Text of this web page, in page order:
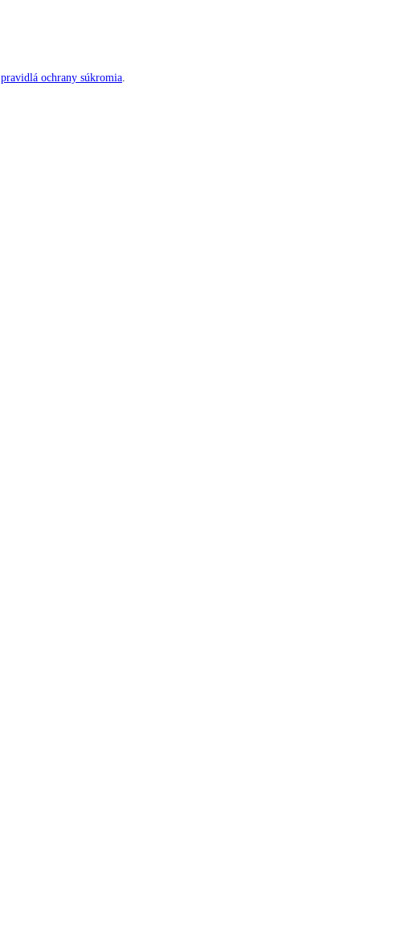
pravidlá ochrany súkromia.